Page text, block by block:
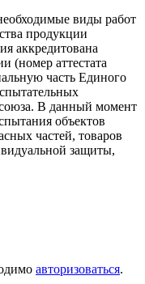
виды работ
продукции
аккредитована
(номер аттестата
часть Единого
В данный момент
объектов
частей, товаров
защиты,
авторизоваться.